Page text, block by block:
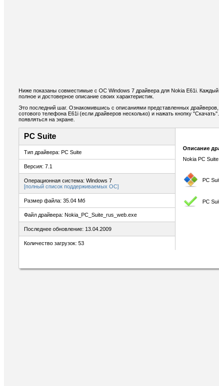
Ниже показаны совместимые с ОС Windows 7 драйвера для Nokia E61i.
полное и достоверное описание своих характеристик.
Это последний шаг. Ознакомившись с описаниями представленных
сотового телефона E61i (если драйверов несколько) и нажать кнопку
появляться на экране.
PC Suite
Тип драйвера: PC Suite
Версия: 7.1
Операционная система: Windows 7
[полный список поддерживаемых ОС]
Размер файла: 35.04 Мб
Файл драйвера: Nokia_PC_Suite_rus_web.exe
Последнее обновление: 13.04.2009
Количество загрузок: 53
Описание
Nokia PC
PC
PC